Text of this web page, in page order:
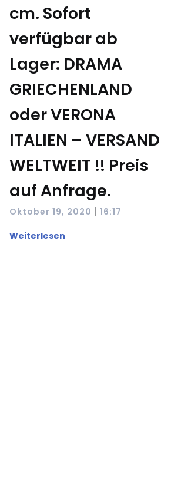
cm. Sofort
verfügbar ab
Lager: DRAMA
GRIECHENLAND
oder VERONA
ITALIEN – VERSAND
WELTWEIT !! Preis
auf Anfrage.
Oktober 19, 2020 | 16:17
Weiterlesen